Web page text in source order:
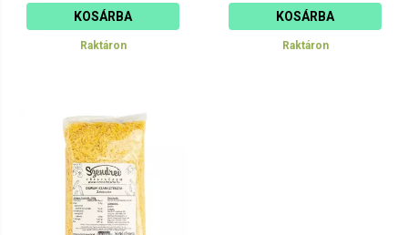
KOSÁRBA
Raktáron
KOSÁRBA
Raktáron